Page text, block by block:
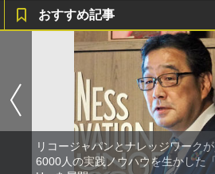
おすすめ記事
リコージャパンとナレッジワーク
6000人の実践ノウハウを生かした